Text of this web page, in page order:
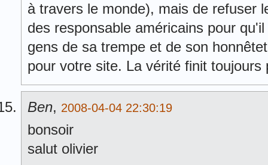
à travers le monde), mais de refuser
des responsable américains pour
gens de sa trempe et de son
pour votre site. La vérité finit toujours
Ben, 2008-04-04 22:30:19
bonsoir
salut olivier